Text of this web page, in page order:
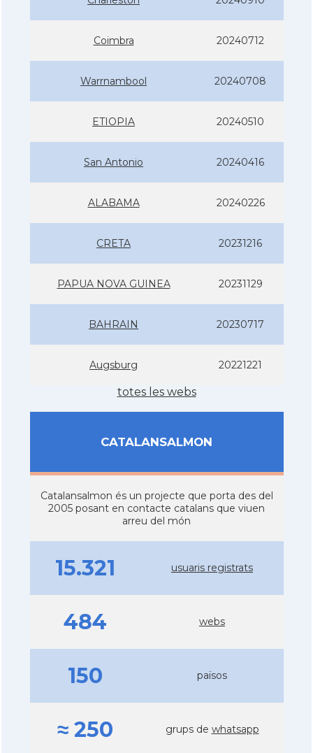
Coimbra 20240712
Warrnambool 20240708
ETIOPIA 20240510
San Antonio 20240416
ALABAMA 20240226
CRETA 20231216
PAPUA NOVA GUINEA 20231129
BAHRAIN 20230717
Augsburg 20221221
totes les webs
CATALANSALMON
Catalansalmon és un projecte que porta des del
2005 posant en contacte catalans que viuen
arreu del món
15.321 usuaris registrats
484 webs
150 països
≈ 250 grups de whatsapp